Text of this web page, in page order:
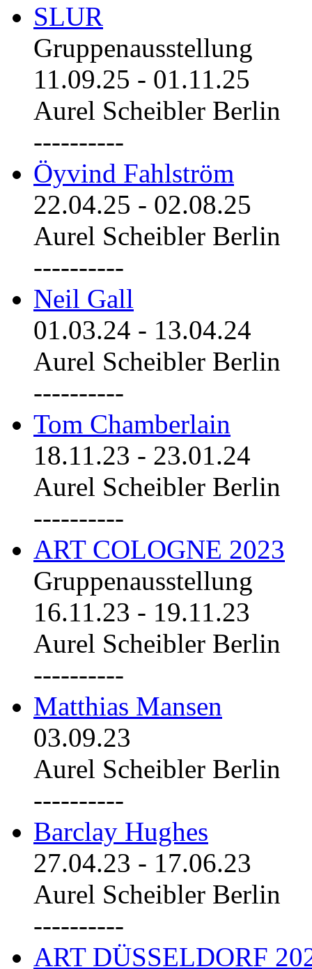
SLUR
Gruppenausstellung
11.09.25 - 01.11.25
Aurel Scheibler Berlin
----------
Öyvind Fahlström
22.04.25 - 02.08.25
Aurel Scheibler Berlin
----------
Neil Gall
01.03.24 - 13.04.24
Aurel Scheibler Berlin
----------
Tom Chamberlain
18.11.23 - 23.01.24
Aurel Scheibler Berlin
----------
ART COLOGNE 2023
Gruppenausstellung
16.11.23 - 19.11.23
Aurel Scheibler Berlin
----------
Matthias Mansen
03.09.23
Aurel Scheibler Berlin
----------
Barclay Hughes
27.04.23 - 17.06.23
Aurel Scheibler Berlin
----------
ART DÜSSELDORF